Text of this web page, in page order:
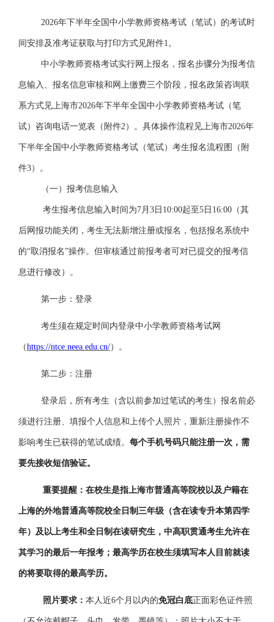
2026年下半年全国中小学教师资格考试（笔试） 的考试时
间安排及准考证获取与打印方式见附件1。
中小学教师资格考试实行网上报名，报名步骤分为报考信
息输入、报名信息审核和网上缴费三个阶段， 报名政策咨询联
系方式见上海市2026年下半年全国中小学教师资格考试（笔
试）咨询电话一览表（ 附件2）。具体操作流程见上海市2026年
下半年全国中小学教师资格考试（笔试）考生报名流程图（ 附
件3）。
（一）报考信息输入
考生报考信息输入时间为7月3日 10:00起至5 日 16:00（其
后网报功能关闭，考生无法新增注册或报名，包括报名系统中
的“取消报名”操作。但审核通过前报考者可对已提交的报考信
息进行修改）。
第一步：登录
考生须在规定时间内登录中小学教师资格考试网
（https://ntce.neea.edu.cn/）。
第二步：注册
登录后，所有考生（含以前参加过笔试的考生）报名前必
须进行注册、填报个人信息和上传个人照片，重新注册操作不
影响考生已获得的笔试成绩。 每个手机号码只能注册一次，需
要先接收短信验证。
重要提醒：在校生是指上海市普通高等院校以及户籍在
上海的外地普通高等院校全日制三年级（含在读专升本第四学
年）及以上考生和全日制在读研究生，中高职贯通考生允许在
其学习的最后一年报考；最高学历在校生须填写本人目前就读
的将要取得的最高学历。
照片要求： 本人近6个月以内的免冠白底正面彩色证件照